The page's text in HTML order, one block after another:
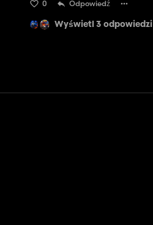
0 Odpowiedź
Wyświetl 3 odpowiedzi